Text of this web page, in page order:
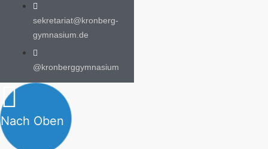
sekretariat@kronberg-
gymnasium.de
@kronberggymnasium
Nach Oben